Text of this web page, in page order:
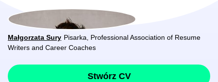
Małgorzata Sury Pisarka, Professional Association of Resume
Writers and Career Coaches
Stwórz CV